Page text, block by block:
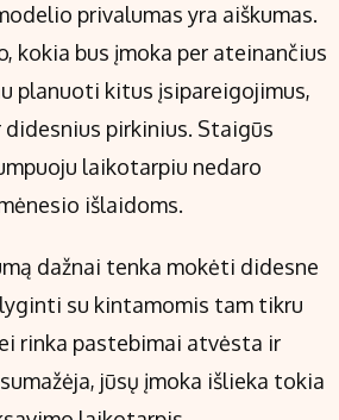
privalumas yra aiškumas.
kokia bus įmoka per ateinančius
planuoti kitus įsipareigojimus,
pirkinius. Staigūs
laikotarpiu nedaro
išlaidoms.
dažnai tenka mokėti didesne
su kintamomis tam tikru
rinka pastebimai atvėsta ir
jūsų įmoka išlieka tokia